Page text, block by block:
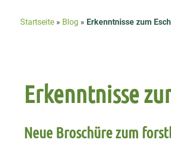
Startseite » Blog » Erkenntnisse zum
Erkenntnisse
Neue Broschüre zum